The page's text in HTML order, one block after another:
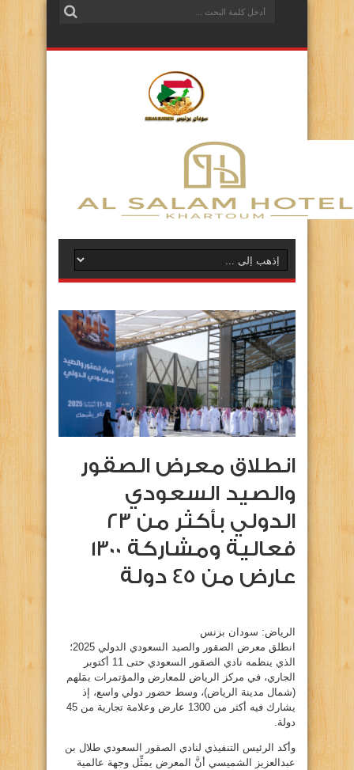
انطلاق معرض الصقور
والصيد السعودي
الدولي بأكثر من 23
فعالية ومشاركة 1300
عارض من 45 دولة
الرياض: سودان بزنس
انطلق معرض الصقور والصيد السعودي الدولي 2025؛
الذي ينظمه نادي الصقور السعودي حتى 11 أكتوبر
الجاري، في مركز الرياض للمعارض والمؤتمرات بمَلهم
(شمال مدينة الرياض)، وسط حضور دولي واسع، إذ
يشارك فيه أكثر من 1300 عارض وعلامة تجارية من 45
دولة.
وأكد الرئيس التنفيذي لنادي الصقور السعودي طلال بن
عبدالعزيز الشميسي أنَّ المعرض يمثِّل وجهة عالمية